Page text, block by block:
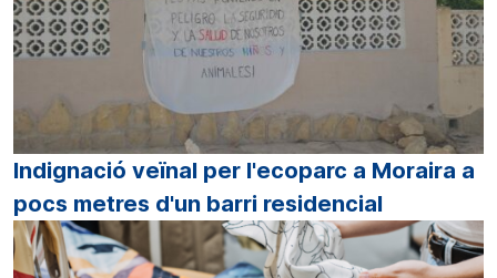
Indignació veïnal per l'ecoparc a Moraira a
pocs metres d'un barri residencial